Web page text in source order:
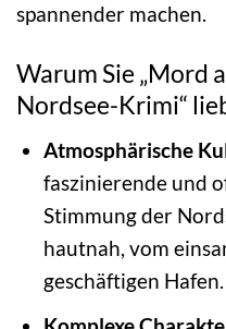
spannender machen.
Warum Sie „Mord
Nordsee-Krimi“
Atmosphärische
faszinierende und
Stimmung der
hautnah, vom
geschäftigen Hafen.